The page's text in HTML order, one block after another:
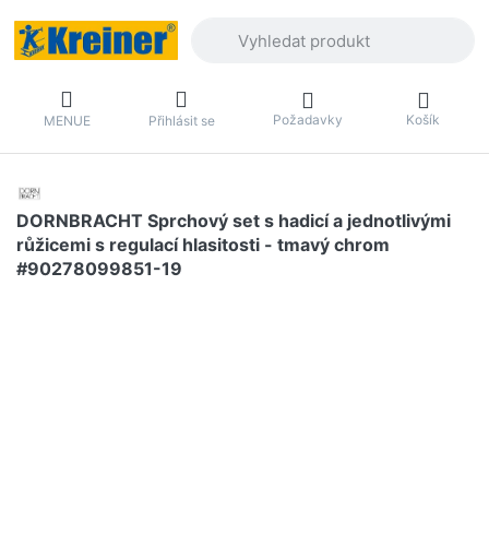
MENUE Přihlásit se Požadavky Košík
DORNBRACHT Sprchový set s hadicí a jednotlivými
růžicemi s regulací hlasitosti - tmavý chrom
#90278099851-19